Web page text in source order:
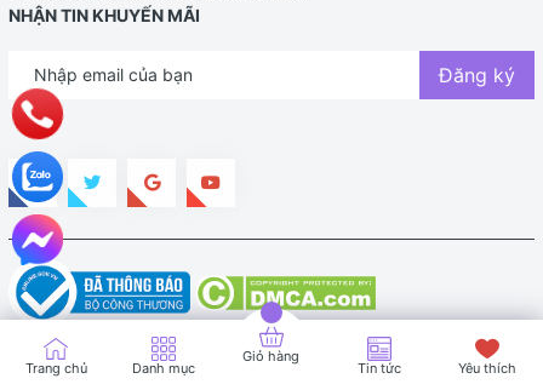
NHẬN TIN KHUYẾN MÃI
Đăng ký
Bản quyền thuộc về TRANG ANH BABY STORE |Cung cấp bởiSapo
Trang chủ Danh mục
Giỏ hàng
Tin tức Yêu thích